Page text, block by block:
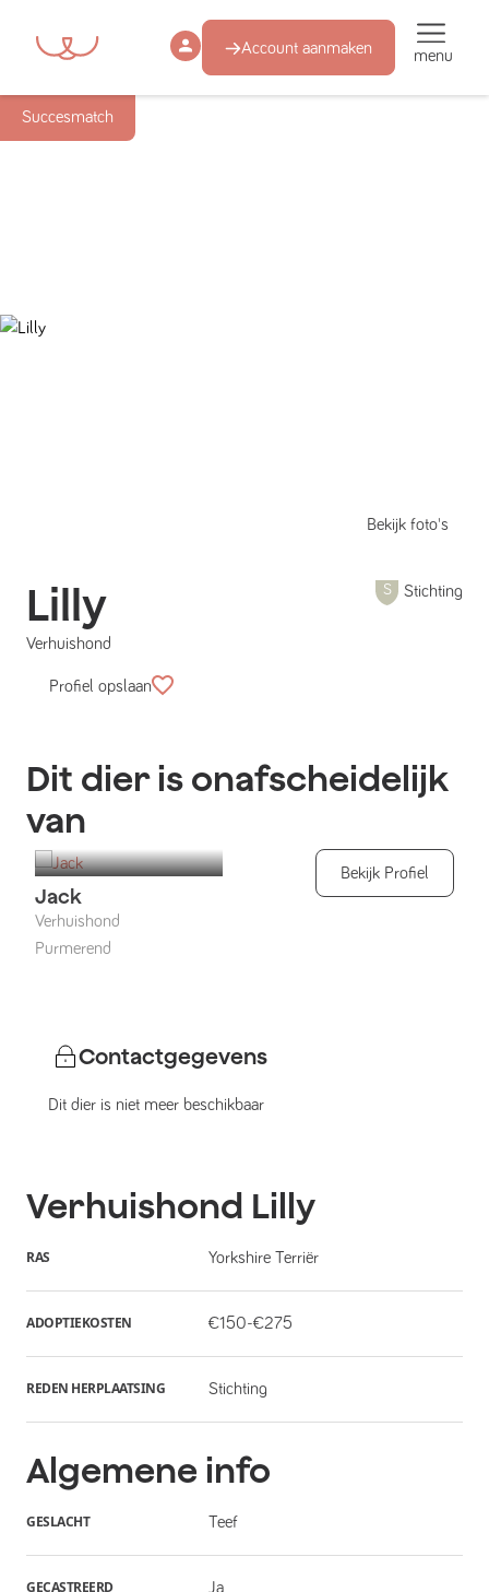
Account aanmaken menu
Succesmatch
Bekijk foto's
Lilly
Verhuishond
Stichting
Profiel opslaan
Dit dier is onafscheidelijk
van
Jack
Verhuishond
Purmerend
Bekijk Profiel
Contactgegevens
Dit dier is niet meer beschikbaar
Verhuishond Lilly
RAS Yorkshire Terriër
ADOPTIEKOSTEN €150-€275
REDEN HERPLAATSING Stichting
Algemene info
GESLACHT Teef
GECASTREERD Ja